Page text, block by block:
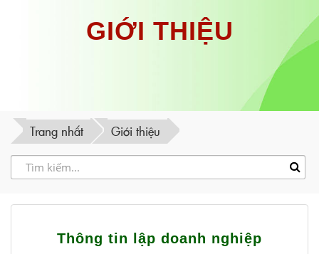
Phú
Yên
tạo
Việt
-
GIỚI THIỆU
Trang nhất Giới thiệu
Thông tin lập doanh nghiệp